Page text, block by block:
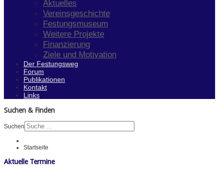
Aktuelles
Vereinsgeschichte
Festungsmuseum
Weitere Projekte
Finanzierung
Ziele und Motivation
Der Festungsweg
Forum
Publikationen
Kontakt
Links
Suchen & Finden
Suchen
Startseite
Aktuelle Termine